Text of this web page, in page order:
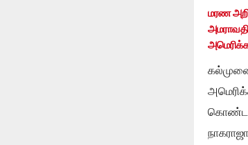
மரண
கொண்ட